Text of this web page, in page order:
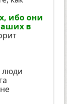
ибо они
в
люди